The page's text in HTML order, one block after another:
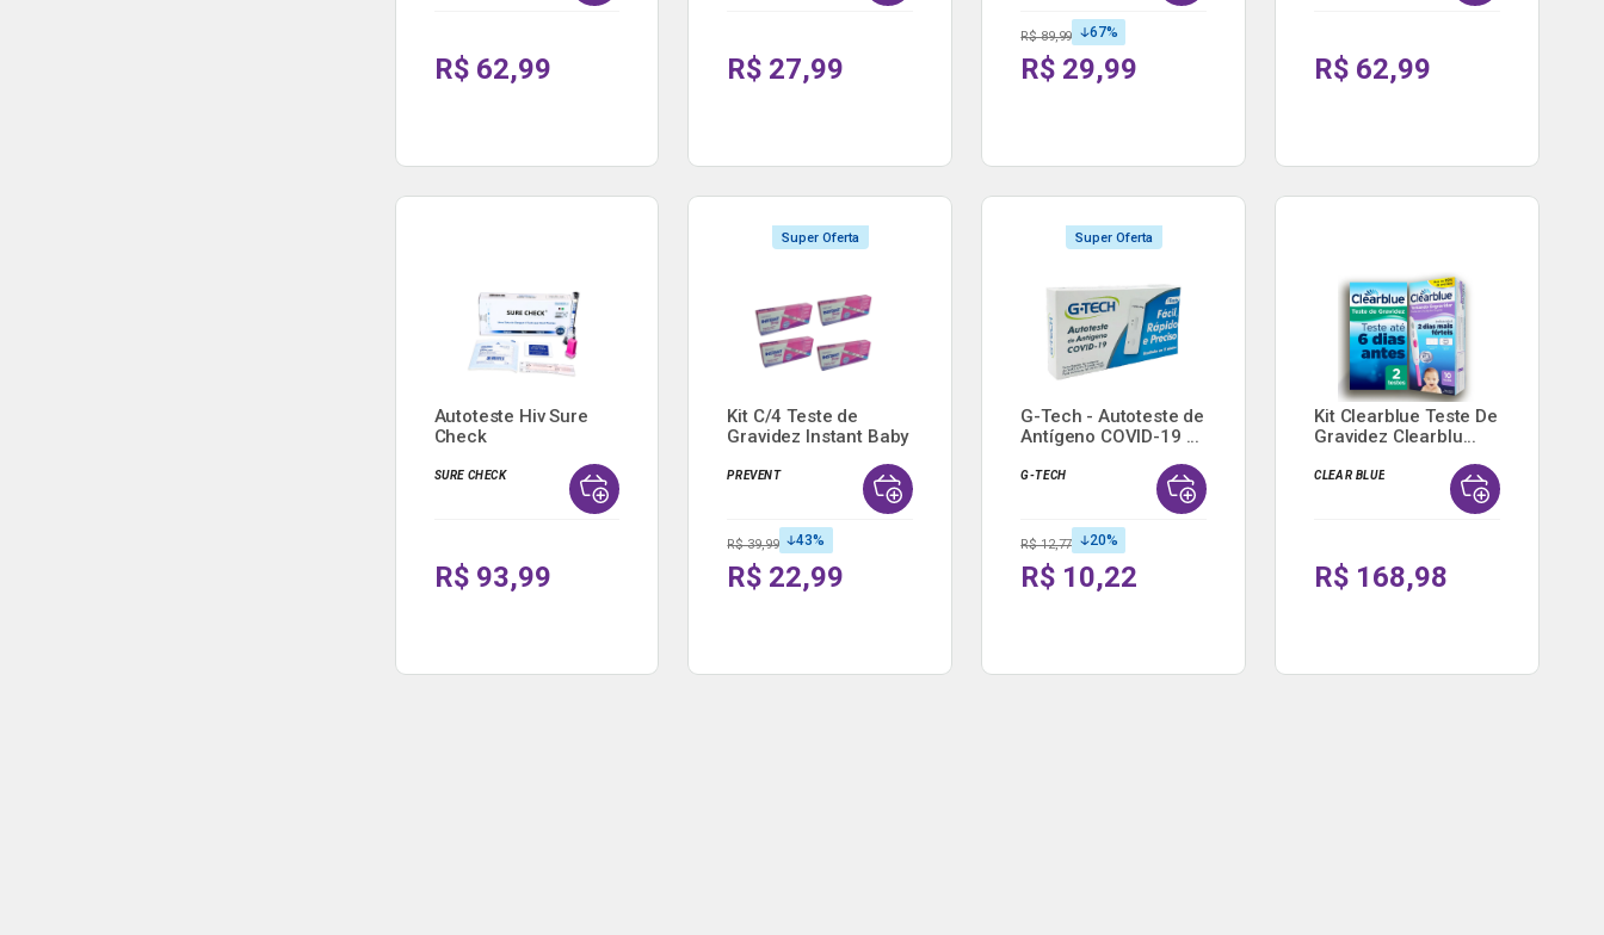
R$ 62,99 R$ 27,99
R$ 89,99 67%
R$ 29,99 R$ 62,99
Autoteste Hiv Sure
Check
SURE CHECK
R$ 93,99
Super Oferta
Kit C/4 Teste de
Gravidez Instant Baby
PREVENT
R$ 39,99 43%
R$ 22,99
Super Oferta
G-Tech - Autoteste de
Antígeno COVID-19 ...
G-TECH
R$ 12,77 20%
R$ 10,22
Kit Clearblue Teste De
Gravidez Clearblu...
CLEAR BLUE
R$ 168,98